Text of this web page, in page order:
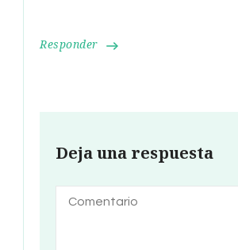
Responder
Deja una respuesta